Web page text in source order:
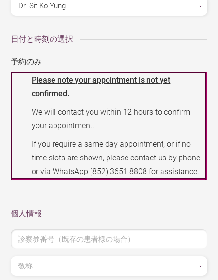
日付と時刻の選択
予約のみ
Please note your appointment is not yet
confirmed.
We will contact you within 12 hours to confirm
your appointment.
If you require a same day appointment, or if no
time slots are shown, please contact us by phone
or via WhatsApp (852) 3651 8808 for assistance.
個人情報
診察券番号（既存の患者様の場合）
敬称